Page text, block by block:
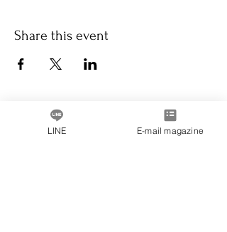
Share this event
Message from the President
LINE E-mail magazine